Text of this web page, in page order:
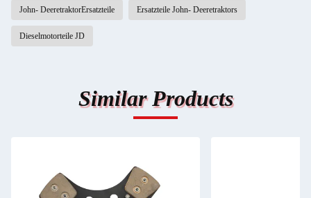
John- DeeretraktorErsatzteile Ersatzteile John- Deeretraktors
Dieselmotorteile JD
Similar Products